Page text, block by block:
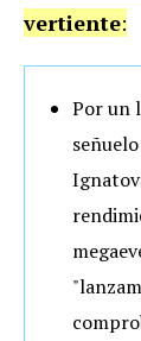
vertiente:
Por un